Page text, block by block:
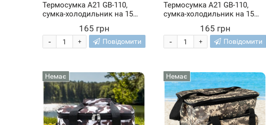
Термосумка А21 GB-110,
сумка-холодильник на 15
165 грн
+
- Повідомити
Термосумка А21 GB-110,
сумка-холодильник на 15
165 грн
+
- Повідомити
Немає Немає